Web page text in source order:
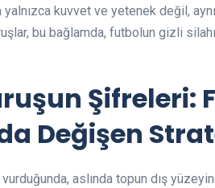
kuvvet ve yetenek değil,
bu bağlamda, futbolun gizli
Şifreleri:
Değişen
aslında topun dış